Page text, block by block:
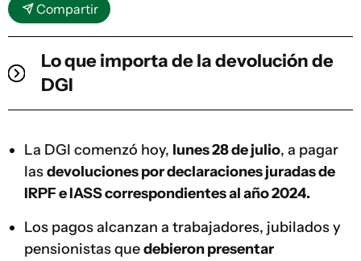
Compartir
Lo que importa de la devolución de
DGI
La DGI comenzó hoy, lunes 28 de julio, a pagar
lasdevoluciones por declaraciones juradas de
IRPF e IASS correspondientes al año 2024.
Los pagos alcanzan a trabajadores, jubilados y
pensionistas quedebieron presentar